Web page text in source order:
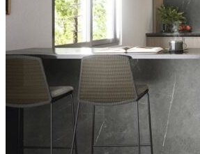
Năng lực của chúng tôi